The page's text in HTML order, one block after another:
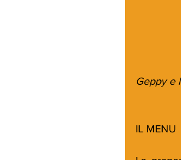
Geppy e
IL MENU